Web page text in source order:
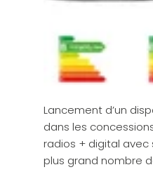
Lancement d’un
dans les
radios + digital
plus grand nombre